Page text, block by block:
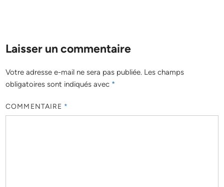
Laisser un commentaire
Votre adresse e-mail ne sera pas publiée. Les champs
obligatoires sont indiqués avec *
COMMENTAIRE *